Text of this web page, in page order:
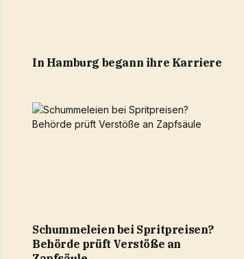
In Hamburg begann ihre Karriere
Schummeleien bei Spritpreisen?
Behörde prüft Verstöße an